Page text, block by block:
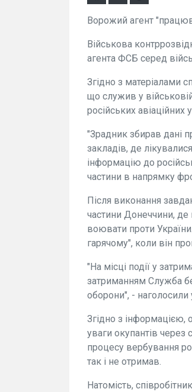
Ворожий агент
Військова
агента ФСБ серед
Згідно з матеріалами
що служив у
російських авіаційних
"Зрадник збирав дані
закладів, де
інформацію до
частини в напрямку
Після виконання
частини Донеччини, де
воювати проти
гарячому", коли він
"На місці події у
затриманням Служба
оборони", - наголосили
Згідно з інформацією,
уваги окупантів через
процесу вербування
так і не отримав.
Натомість,